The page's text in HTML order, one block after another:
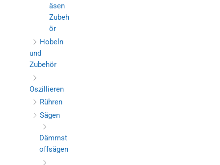
äsen
Zubeh
ör
Hobeln
und
Zubehör
Oszillieren
Rühren
Sägen
Dämmst
offsägen